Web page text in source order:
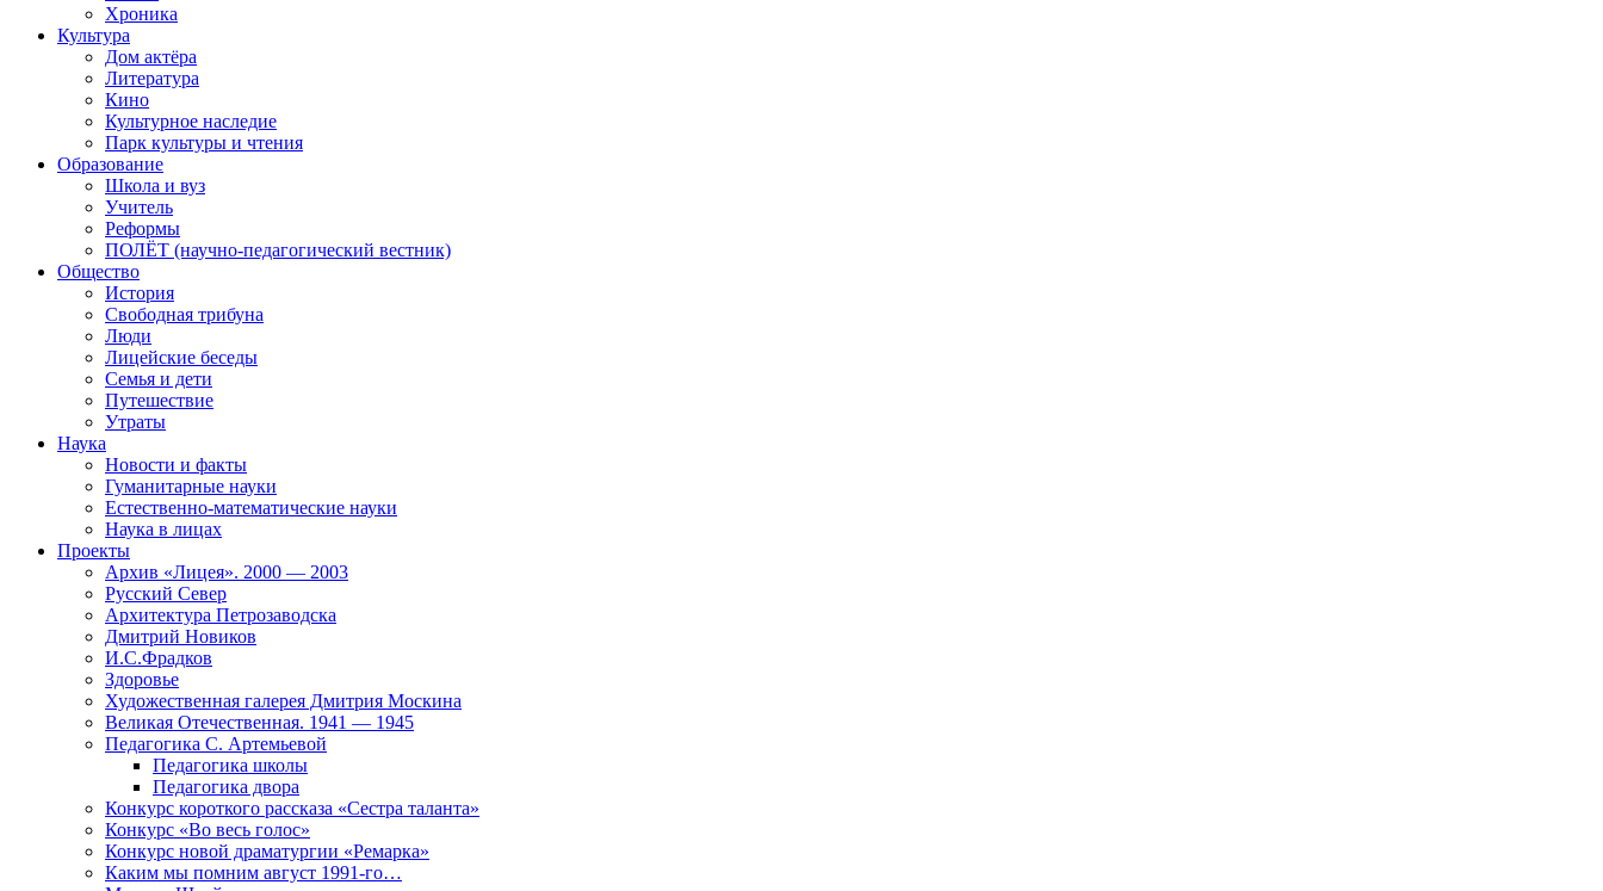
Хроника
Культура
Дом актёра
Литература
Кино
Культурное наследие
Парк культуры и чтения
Образование
Школа и вуз
Учитель
Реформы
ПОЛЁТ (научно-педагогический вестник)
Общество
История
Свободная трибуна
Люди
Лицейские беседы
Семья и дети
Путешествие
Утраты
Наука
Новости и факты
Гуманитарные науки
Естественно-математические науки
Наука в лицах
Проекты
Архив «Лицея». 2000 — 2003
Русский Север
Архитектура Петрозаводска
Дмитрий Новиков
И.С.Фрадков
Здоровье
Художественная галерея Дмитрия Москина
Великая Отечественная. 1941 — 1945
Педагогика С. Артемьевой
Педагогика школы
Педагогика двора
Конкурс короткого рассказа «Сестра таланта»
Конкурс «Во весь голос»
Конкурс новой драматургии «Ремарка»
Каким мы помним август 1991-го…